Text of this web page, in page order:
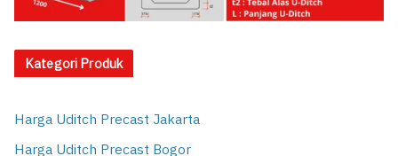
Kategori Produk
Harga Uditch Precast Jakarta
Harga Uditch Precast Bogor